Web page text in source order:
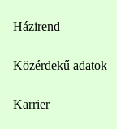
Házirend
Közérdekű adatok
Karrier